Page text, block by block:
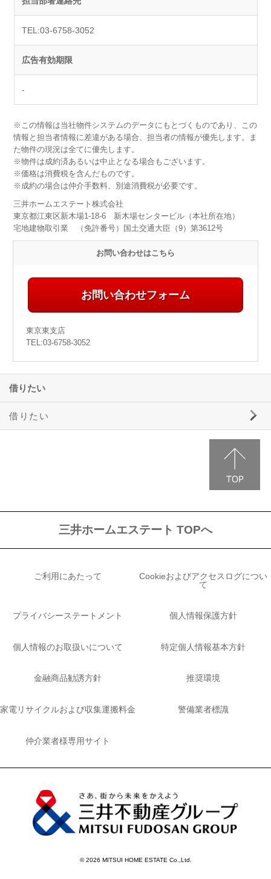
TEL:03-6758-3052
広告有効期限
-
※この情報は当社物件システムのデータにもとづくものであり、この
情報と担当者情報に差違がある場合、担当者の情報が優先します。ま
た物件の現況は全てに優先します。
※物件は成約済あるいは中止となる場合もございます。
※価格は消費税を含んだものです。
※成約の場合は仲介手数料、別途消費税が必要です。
三井ホームエステート株式会社
東京都江東区新木場1-18-6 新木場センタービル（本社所在地）
宅地建物取引業 （免許番号）国土交通大臣（9）第3612号
お問い合わせはこちら
お問い合わせフォーム
東京東支店
TEL:03-6758-3052
借りたい
借りたい
三井ホームエステート TOPへ
ご利用にあたって
Cookieおよびアクセスログについ
て
プライバシーステートメント 個人情報保護方針
個人情報のお取扱いについて 特定個人情報基本方針
金融商品勧誘方針 推奨環境
家電リサイクルおよび収集運搬料金 警備業者標識
仲介業者様専用サイト
© 2026 MITSUI HOME ESTATE Co.,Ltd.